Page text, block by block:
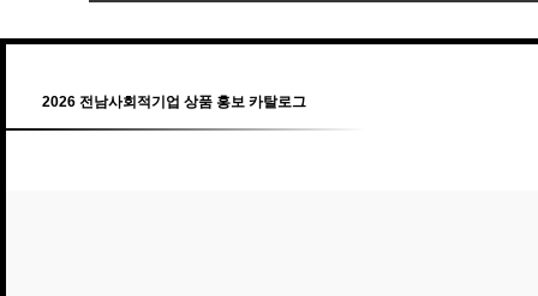
2026 전남사회적기업 상품 홍보 카탈로그